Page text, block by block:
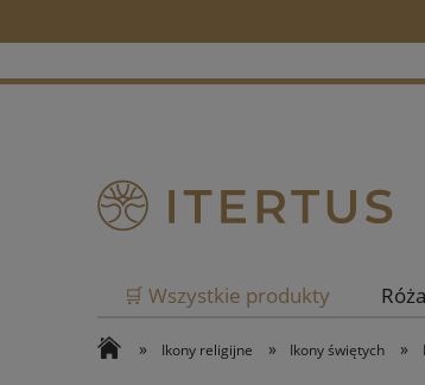
🛒 Wszystkie produkty
» Ikony religijne » Ikony świętych »